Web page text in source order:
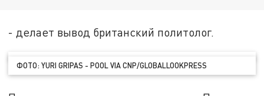
- делает вывод британский политолог.
ФОТО: YURI GRIPAS - POOL VIA CNP/GLOBALLOOKPRESS